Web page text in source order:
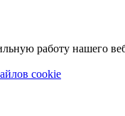
работу нашего
cookie